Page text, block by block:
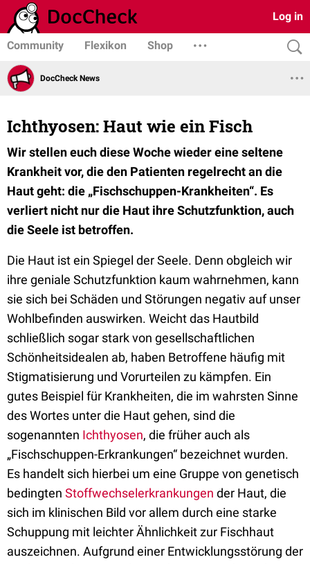
Log in
Community Flexikon Shop
DocCheck News
Ichthyosen: Haut wie ein Fisch
Wir stellen euch diese Woche wieder eine seltene
Krankheit vor, die den Patienten regelrecht an die
Haut geht: die „Fischschuppen-Krankheiten“. Es
verliert nicht nur die Haut ihre Schutzfunktion, auch
die Seele ist betroffen.
Die Haut ist ein Spiegel der Seele. Denn obgleich wir
ihre geniale Schutzfunktion kaum wahrnehmen, kann
sie sich bei Schäden und Störungen negativ auf unser
Wohlbefinden auswirken. Weicht das Hautbild
schließlich sogar stark von gesellschaftlichen
Schönheitsidealen ab, haben Betroffene häufig mit
Stigmatisierung und Vorurteilen zu kämpfen. Ein
gutes Beispiel für Krankheiten, die im wahrsten Sinne
des Wortes unter die Haut gehen, sind die
sogenannten Ichthyosen, die früher auch als
„Fischschuppen-Erkrankungen“ bezeichnet wurden.
Es handelt sich hierbei um eine Gruppe von genetisch
bedingten Stoffwechselerkrankungen der Haut, die
sich im klinischen Bild vor allem durch eine starke
Schuppung mit leichter Ähnlichkeit zur Fischhaut
auszeichnen. Aufgrund einer Entwicklungsstörung der